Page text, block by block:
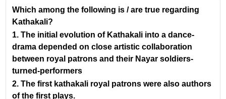
നാടക കലാരൂപമാണ്. ഇത് 17-ാം നൂറ്റാണ്ടിൽ
വികസിപ്പിച്ചെടുത്തതാണ്. കഥകളിയുടെ
ഉപജ്ഞാതാവായി കരുതുന്നത് കോട്ടാരക്കര
തമ്പുരാൻ (മാഹേശ്വരൻ എലയത്ത് തമ്പുരാൻ)
ആണ്. അദ്ദേഹം കോട്ടാരക്കര രാജകുടുംബത്തിലെ
അംഗമായിരുന്നു.
കഥകളിയുടെ വികസനത്തിൽ പ്രധാന
സംഭാവനകൾ നൽകിയ വ്യക്തിയാണ്
Which among the following is / are true regarding
Kathakali?
1. The initial evolution of Kathakali into a dance-
drama depended on close artistic collaboration
between royal patrons and their Nayar soldiers-
turned-performers
2. The first kathakali royal patrons were also authors
of the first plays.